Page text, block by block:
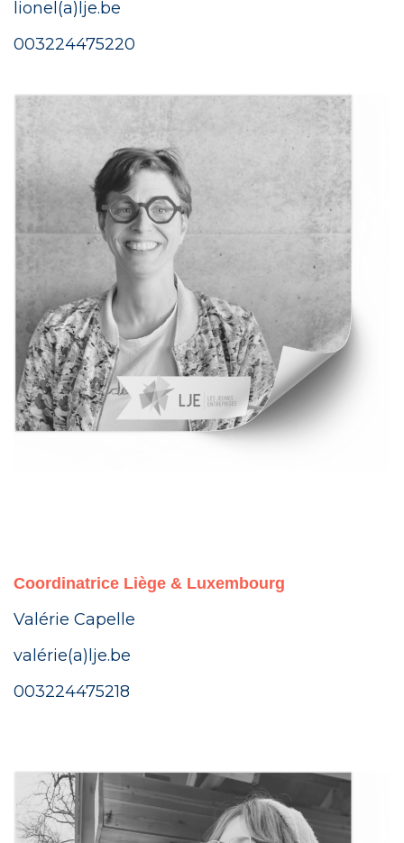
lionel(a)lje.be
003224475220
Coordinatrice Liège & Luxembourg
Valérie Capelle
valérie(a)lje.be
003224475218